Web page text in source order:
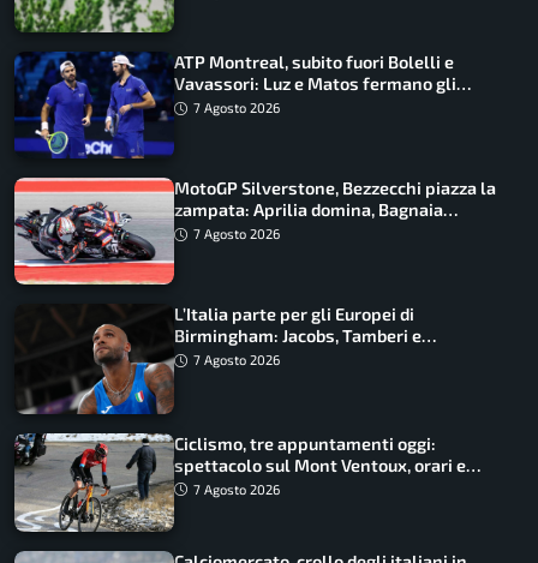
ATP Montreal, subito fuori Bolelli e
Vavassori: Luz e Matos fermano gli
azzurri
7 Agosto 2026
MotoGP Silverstone, Bezzecchi piazza la
zampata: Aprilia domina, Bagnaia
costretto al Q1
7 Agosto 2026
L’Italia parte per gli Europei di
Birmingham: Jacobs, Tamberi e
Battocletti guidano una spedizione
7 Agosto 2026
Ciclismo, tre appuntamenti oggi:
spettacolo sul Mont Ventoux, orari e
come vederli
7 Agosto 2026